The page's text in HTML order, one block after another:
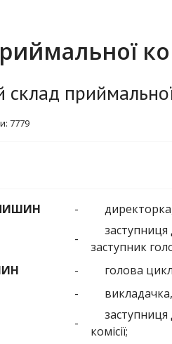
7779
-
директорка,
-
заступник
-
голова
-
-
комісії;